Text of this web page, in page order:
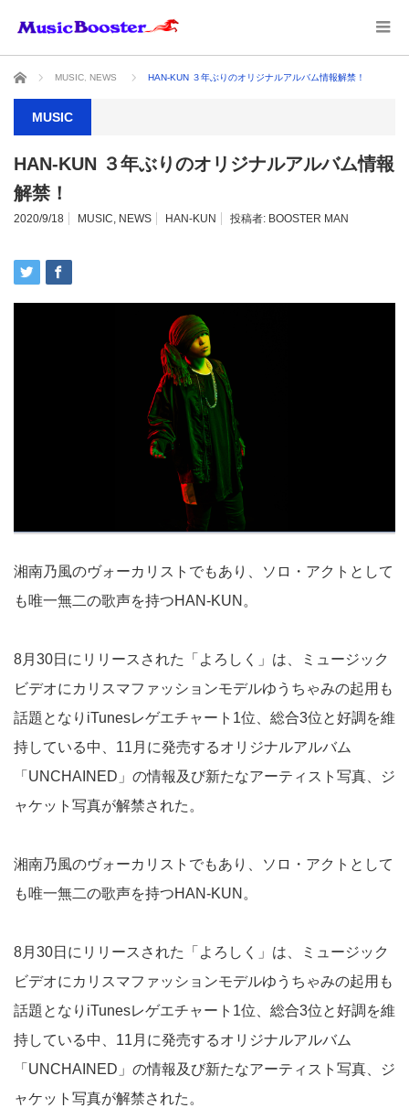
ホーム MUSIC NEWS HAN-KUN ３年ぶりのオリジナルアルバム情報解禁！
MUSIC
HAN-KUN ３年ぶりのオリジナルアルバム情報
解禁！
2020/9/18 MUSIC, NEWS HAN-KUN 投稿者: BOOSTER MAN
湘南乃風のヴォーカリストでもあり、ソロ・アクトとして
も唯一無二の歌声を持つHAN-KUN。
8月30日にリリースされた「よろしく」は、ミュージック
ビデオにカリスマファッションモデルゆうちゃみの起用も
話題となりiTunesレゲエチャート1位、総合3位と好調を維
持している中、11月に発売するオリジナルアルバム
「UNCHAINED」の情報及び新たなアーティスト写真、ジ
ャケット写真が解禁された。
湘南乃風のヴォーカリストでもあり、ソロ・アクトとして
も唯一無二の歌声を持つHAN-KUN。
8月30日にリリースされた「よろしく」は、ミュージック
ビデオにカリスマファッションモデルゆうちゃみの起用も
話題となりiTunesレゲエチャート1位、総合3位と好調を維
持している中、11月に発売するオリジナルアルバム
「UNCHAINED」の情報及び新たなアーティスト写真、ジ
ャケット写真が解禁された。